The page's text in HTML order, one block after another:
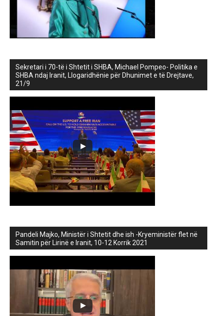
Sekretari i 70-të i Shtetit i SHBA, Michael Pompeo- Politika e
SHBA ndaj Iranit, Llogaridhënie për Dhunimet e të Drejtave,
21/9
Pandeli Majko, Ministër i Shtetit dhe ish -Kryeministër flet në
Samitin për Lirinë e Iranit, 10-12 Korrik 2021